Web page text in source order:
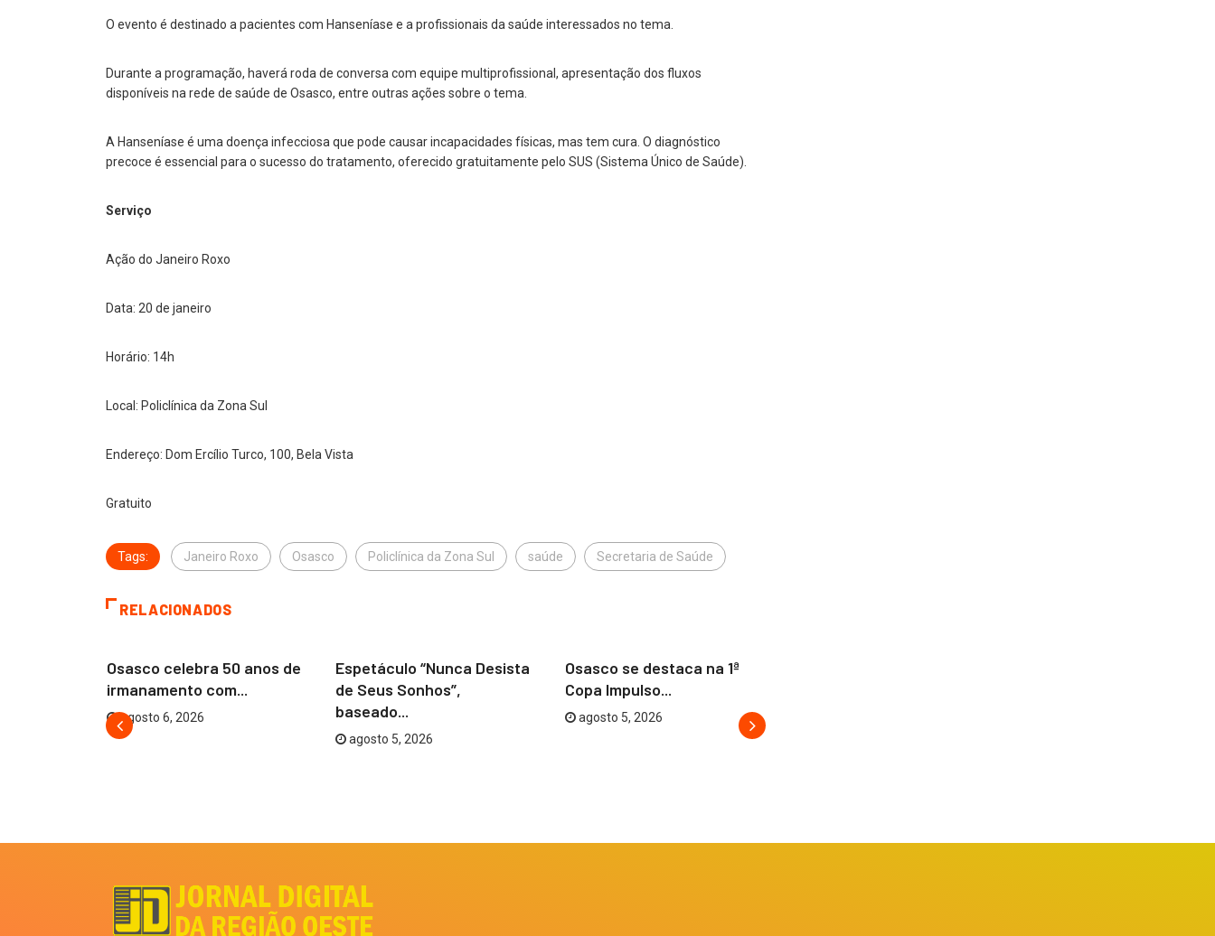
O evento é destinado a pacientes com Hanseníase e a profissionais da saúde interessados no tema.
Durante a programação, haverá roda de conversa com equipe multiprofissional, apresentação dos fluxos
disponíveis na rede de saúde de Osasco, entre outras ações sobre o tema.
A Hanseníase é uma doença infecciosa que pode causar incapacidades físicas, mas tem cura. O diagnóstico
precoce é essencial para o sucesso do tratamento, oferecido gratuitamente pelo SUS (Sistema Único de Saúde).
Serviço
Ação do Janeiro Roxo
Data: 20 de janeiro
Horário: 14h
Local: Policlínica da Zona Sul
Endereço: Dom Ercílio Turco, 100, Bela Vista
Gratuito
Tags: Janeiro Roxo Osasco Policlínica da Zona Sul saúde Secretaria de Saúde
RELACIONADOS
Osasco celebra 50 anos de
irmanamento com...
agosto 6, 2026
Espetáculo “Nunca Desista
de Seus Sonhos”,
baseado...
agosto 5, 2026
Osasco se destaca na 1ª
Copa Impulso...
agosto 5, 2026